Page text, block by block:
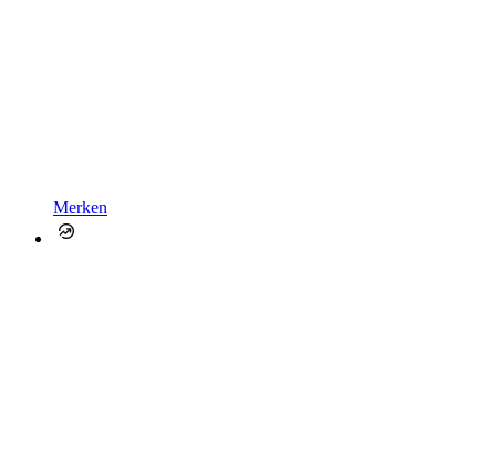
Merken